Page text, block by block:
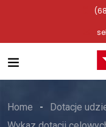
Home
Dotacje